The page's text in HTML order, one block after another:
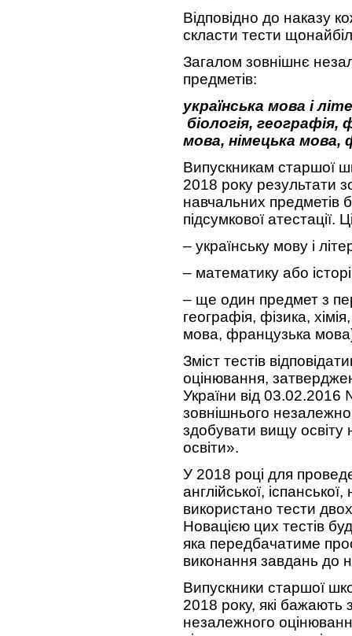
Відповідно до наказу
скласти тести
Загалом зовнішнє
предметів:
українська мова і
біологія, географія,
мова, німецька мова,
Випускникам старшої
2018 року результати
навчальних предметів
підсумкової атестації.
– українську мову і
– математику або
– ще один предмет з
географія, фізика,
мова, французька
Зміст тестів
оцінювання,
України від
зовнішнього
здобувати вищу освіту
освіти».
У 2018 році для
англійської,
використано тести двох
Новацією цих тестів
яка передбачатиме
виконання завдань до
Випускники старшої
2018 року, які бажають
незалежного